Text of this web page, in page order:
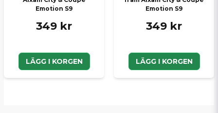
Emotion S9
349 kr
LÄGG I KORGEN
Emotion S9
349 kr
LÄGG I KORGEN